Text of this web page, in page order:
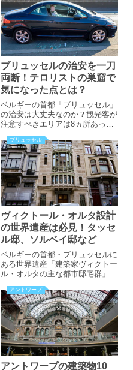
ブリュッセルの治安を一刀
両断！テロリストの巣窟で
気になった点とは？
ベルギーの首都「ブリュッセル」
の治安は大丈夫なのか？観光客が
注意すべきエリアは8ヵ所あっ
警戒レベル、テロの発生状況は？
筆者が実際に滞在して分かった注
意すべきポイントを公開中。旅行
計画中の方は必見です！
ブリュッセル
ヴィクトール・オルタ設計
の世界遺産は必見！タッセ
ル邸、ソルベイ邸など
ベルギーの首都・ブリュッセルに
ある世界遺産「建築家ヴィクトー
ル・オルタの主な都市邸宅群」に
ヌーヴォー様式最初の建物とは？
築100年以上の魅力ある建物群が
みなさんを建築の世界に引き入れ
ます！
アントワープ
アントワープの建築物10